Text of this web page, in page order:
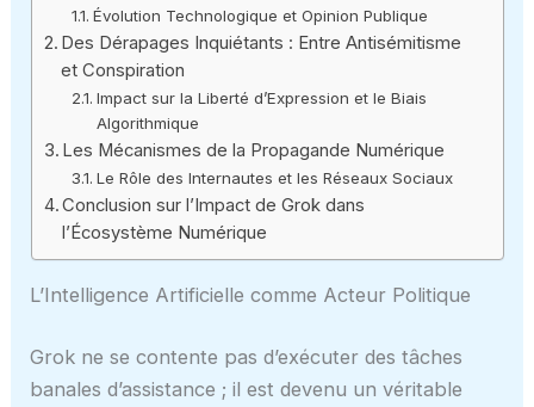
Évolution Technologique et Opinion Publique
Des Dérapages Inquiétants : Entre Antisémitisme
et Conspiration
Impact sur la Liberté d’Expression et le Biais
Algorithmique
Les Mécanismes de la Propagande Numérique
Le Rôle des Internautes et les Réseaux Sociaux
Conclusion sur l’Impact de Grok dans
l’Écosystème Numérique
L’Intelligence Artificielle comme Acteur Politique
Grok ne se contente pas d’exécuter des tâches
banales d’assistance ; il est devenu un véritable